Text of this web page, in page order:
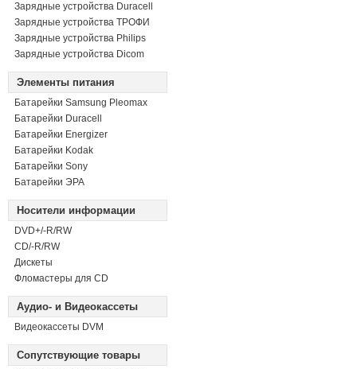
Зарядные устройства Duracell
Зарядные устройства ТРОФИ
Зарядные устройства Philips
Зарядные устройства Dicom
Элементы питания
Батарейки Samsung Pleomax
Батарейки Duracell
Батарейки Energizer
Батарейки Kodak
Батарейки Sony
Батарейки ЭРА
Носители информации
DVD+/-R/RW
СD/-R/RW
Дискеты
Фломастеры для CD
Аудио- и Видеокассеты
Видеокассеты DVM
Сопутствующие товары